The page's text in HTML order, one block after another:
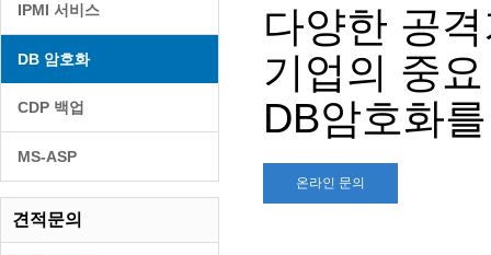
IPMI 서비스
DB 암호화
CDP 백업
MS-ASP
견적문의
다양한 공
기업의 중
DB암호화
온라인 문의